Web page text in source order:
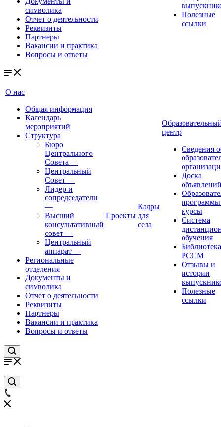
символика
Отчет о деятельности
Реквизиты
Партнеры
Вакансии и практика
Вопросы и ответы
Полезные
ссылки
О нас
Общая информация
Календарь
мероприятий
Структура
Бюро
Центрального
Совета —
Центральный
Совет —
Лидер и
сопредседатели
—
Высший
консультативный
совет —
Центральный
аппарат —
Региональные
отделения
Документы и
символика
Отчет о деятельности
Реквизиты
Партнеры
Вакансии и практика
Вопросы и ответы
Проекты
Кадры
для
села
центр
Сведения
Доска
объявлений
курсы
Система
обучения
Библиотека
РССМ
Отзывы и
истории
Полезные
ссылки